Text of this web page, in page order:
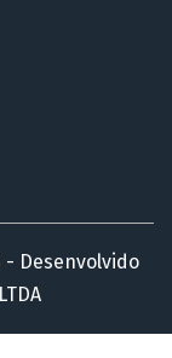
Desenvolvido
LTDA